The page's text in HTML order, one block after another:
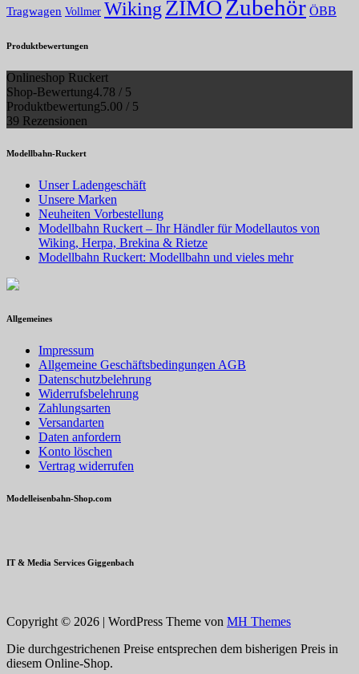
Tragwagen Vollmer Wiking ZIMOZubehör ÖBB
Produktbewertungen
Onlineshop Ruckert
Shop-Bewertung4.78 / 5
Produktbewertung5.00 / 5
39 Rezensionen
Modellbahn-Ruckert
Unser Ladengeschäft
Unsere Marken
Neuheiten Vorbestellung
Modellbahn Ruckert – Ihr Händler für Modellautos von
Wiking, Herpa, Brekina & Rietze
Modellbahn Ruckert: Modellbahn und vieles mehr
Allgemeines
Impressum
Allgemeine Geschäftsbedingungen AGB
Datenschutzbelehrung
Widerrufsbelehrung
Zahlungsarten
Versandarten
Daten anfordern
Konto löschen
Vertrag widerrufen
Modelleisenbahn-Shop.com
IT & Media Services Giggenbach
Copyright © 2026 | WordPress Theme von MH Themes
Die durchgestrichenen Preise entsprechen dem bisherigen Preis in
diesem Online-Shop.